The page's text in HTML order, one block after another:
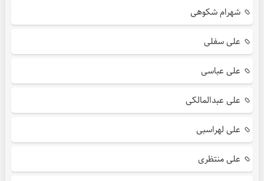
شهرام شکوهی
علی سفلی
علی عباسی
علی عبدالمالکی
علی لهراسبی
علی منتظری